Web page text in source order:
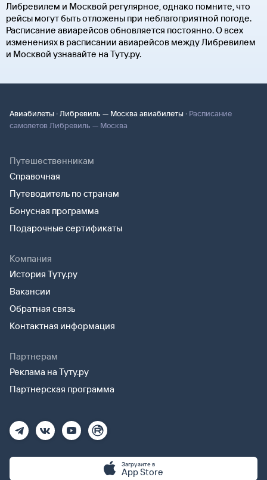
Либревилем и Москвой регулярное, однако помните, что
рейсы могут быть отложены при неблагоприятной погоде.
Расписание авиарейсов обновляется постоянно. О всех
изменениях в расписании авиарейсов между Либревилем
и Москвой узнавайте на Туту.ру.
Авиабилеты · Либревиль — Москва авиабилеты · Расписание
самолетов Либревиль — Москва
Путешественникам
Справочная
Путеводитель по странам
Бонусная программа
Подарочные сертификаты
Компания
История Туту.ру
Вакансии
Обратная связь
Контактная информация
Партнерам
Реклама на Туту.ру
Партнерская программа
Загрузите в
App Store